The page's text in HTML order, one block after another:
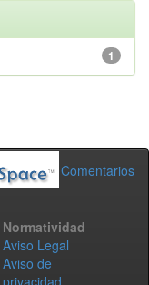
1
Comentarios
Normatividad
Aviso Legal
Aviso de
privacidad